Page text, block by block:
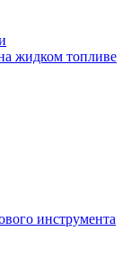
жидком топливе
инструмента